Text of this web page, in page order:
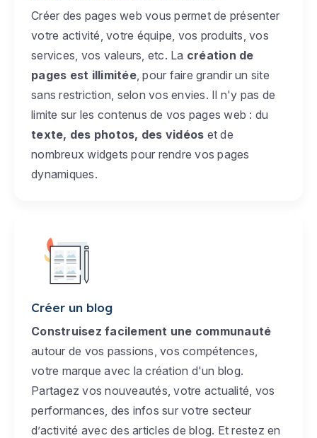
Créer des pages web vous permet de présenter
votre activité, votre équipe, vos produits, vos
services, vos valeurs, etc. La création de
pages est illimitée, pour faire grandir un site
sans restriction, selon vos envies. Il n'y pas de
limite sur les contenus de vos pages web : du
texte, des photos, des vidéos et de
nombreux widgets pour rendre vos pages
dynamiques.
Créer un blog
Construisez facilement une communauté
autour de vos passions, vos compétences,
votre marque avec la création d'un blog.
Partagez vos nouveautés, votre actualité, vos
performances, des infos sur votre secteur
d’activité avec des articles de blog. Et restez en